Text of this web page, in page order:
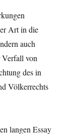
Art in die
auch
Verfall von
des in
Völkerrechts
langen Essay